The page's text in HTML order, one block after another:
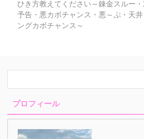
ひき方教えてください～錬金スルー
予告・悪カボチャンス・悪～ぷ・天井
ングカボチャンス～
プロフィール